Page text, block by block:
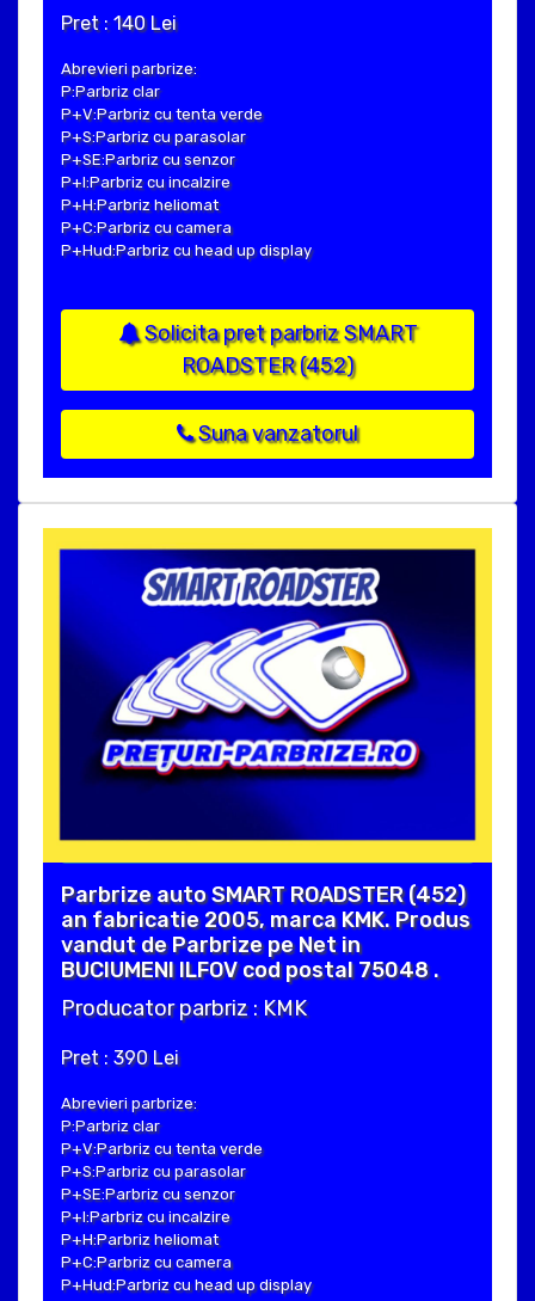
Pret : 140 Lei
Abrevieri parbrize:
P:Parbriz clar
P+V:Parbriz cu tenta verde
P+S:Parbriz cu parasolar
P+SE:Parbriz cu senzor
P+I:Parbriz cu incalzire
P+H:Parbriz heliomat
P+C:Parbriz cu camera
P+Hud:Parbriz cu head up display
Solicita pret parbriz SMART
ROADSTER (452)
Suna vanzatorul
Parbrize auto SMART ROADSTER (452)
an fabricatie 2005, marca KMK. Produs
vandut de Parbrize pe Net in
BUCIUMENI ILFOV cod postal 75048 .
Producator parbriz : KMK
Pret : 390 Lei
Abrevieri parbrize:
P:Parbriz clar
P+V:Parbriz cu tenta verde
P+S:Parbriz cu parasolar
P+SE:Parbriz cu senzor
P+I:Parbriz cu incalzire
P+H:Parbriz heliomat
P+C:Parbriz cu camera
P+Hud:Parbriz cu head up display